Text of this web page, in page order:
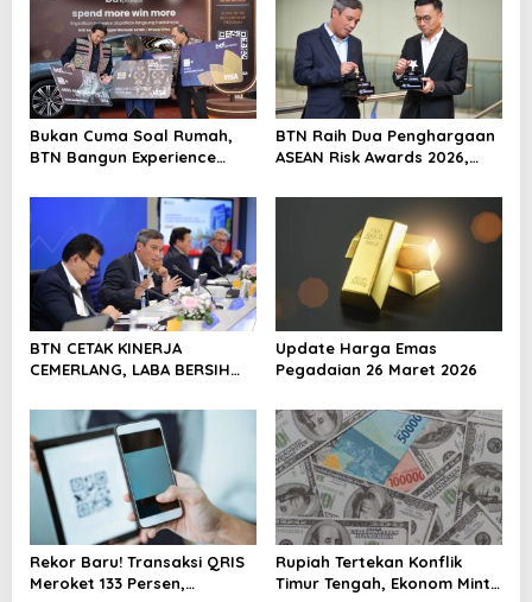
g
a
t
i
o
n
Bukan Cuma Soal Rumah,
BTN Bangun Experience
BTN Raih Dua Penghargaan
ASEAN Risk Awards 2026,
Manajemen Risiko
Berstandar Internasional
Perkuat Pertumbuhan
Berkelanjutan
BTN CETAK KINERJA
CEMERLANG, LABA BERSIH
40,8% DAN NPL TURUN JADI
2,99%
Update Harga Emas
Pegadaian 26 Maret 2026
Rekor Baru! Transaksi QRIS
Meroket 133 Persen,
Rupiah Tertekan Konflik
Timur Tengah, Ekonom Minta